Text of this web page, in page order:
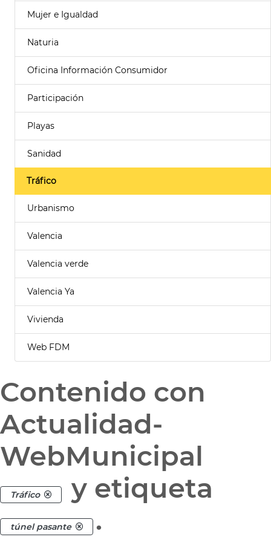
Mujer e Igualdad
Naturia
Oficina Información Consumidor
Participación
Playas
Sanidad
Tráfico
Urbanismo
Valencia
Valencia verde
Valencia Ya
Vivienda
Web FDM
Contenido con
Actualidad-
WebMunicipal
Tráfico y etiqueta
túnel pasante .